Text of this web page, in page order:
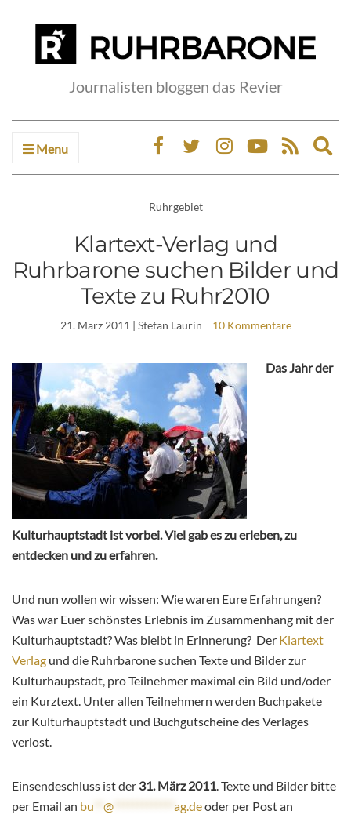
Journalisten bloggen das Revier
Menu
Ruhrgebiet
Klartext-Verlag und
Ruhrbarone suchen Bilder und
Texte zu Ruhr2010
21. März 2011 | Stefan Laurin 10 Kommentare
Das Jahr der
Kulturhauptstadt ist vorbei. Viel gab es zu erleben, zu
entdecken und zu erfahren.
Und nun wollen wir wissen: Wie waren Eure Erfahrungen?
Was war Euer schönstes Erlebnis im Zusammenhang mit der
Kulturhauptstadt? Was bleibt in Erinnerung? Der Klartext
Verlag und die Ruhrbarone suchen Texte und Bilder zur
Kulturhaupstadt, pro Teilnehmer maximal ein Bild und/oder
ein Kurztext. Unter allen Teilnehmern werden Buchpakete
zur Kulturhauptstadt und Buchgutscheine des Verlages
verlost.
Einsendeschluss ist der 31. März 2011. Texte und Bilder bitte
per Email an bu @ ag.deoder per Post an